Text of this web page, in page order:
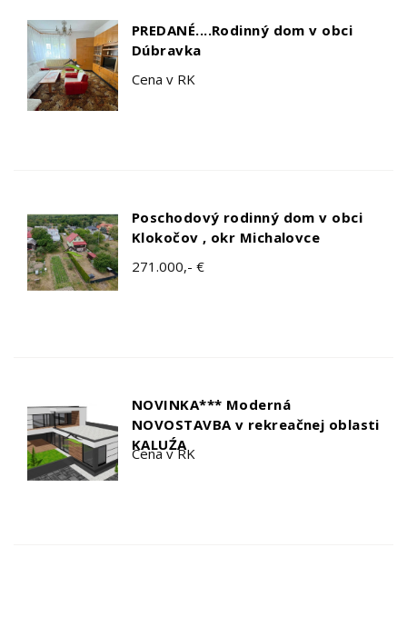
PREDANÉ....Rodinný dom v obci
Dúbravka
Cena v RK
Poschodový rodinný dom v obci
Klokočov , okr Michalovce
271.000,- €
NOVINKA*** Moderná
NOVOSTAVBA v rekreačnej oblasti
KALUŹA
Cena v RK